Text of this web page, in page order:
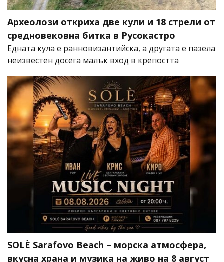
Археолози откриха две кули и 18 стрели от
средновековна битка в Русокастро
Едната кула е ранновизантийска, а другата е пазела
неизвестен досега малък вход в крепостта
SOLÈ Sarafovo Beach – морска атмосфера,
вкусна храна и музика на живо на 8 август